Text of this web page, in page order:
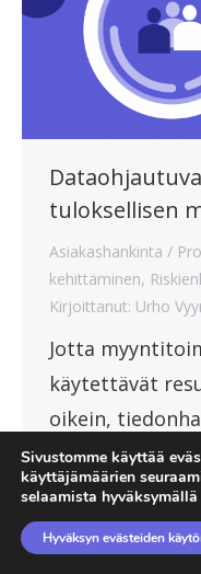
tuloksellisen
Asiakashankinta /
kehittäminen,
Kirjoittanut: Urho
Jotta
käytettävät
oikein,
tueksi on
Sivustomme käyttää
käyttäjämäärien
selaamista
Hyväksyn evästeiden